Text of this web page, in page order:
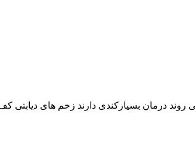
درمان بسیارکندی دارند زخم های دیابتی